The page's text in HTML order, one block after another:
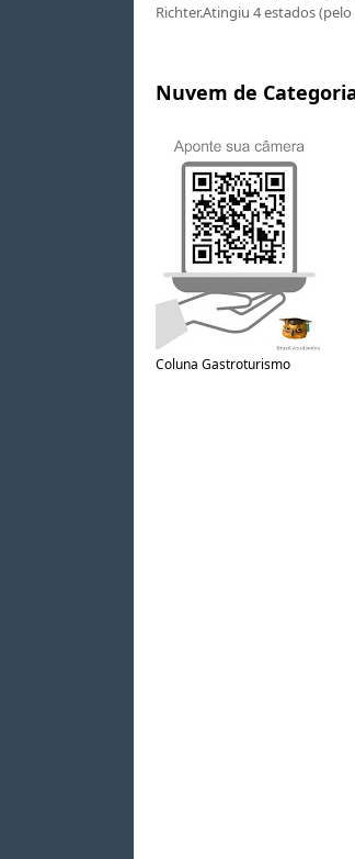
Richter.Atingiu 4 estados (pelo
Nuvem de
Coluna Gastroturismo